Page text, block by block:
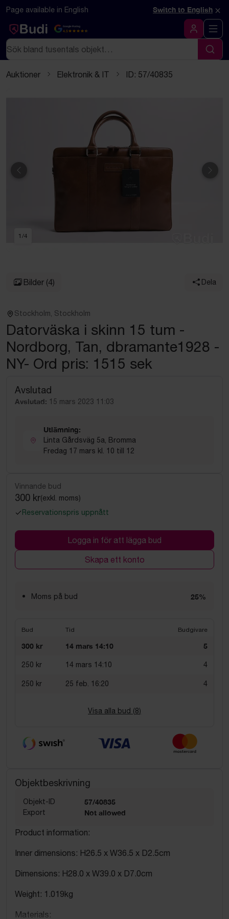
Hoppa till innehåll
Textbaserad (markdown) version av denna sida
Page available in English Switch to English ×
Google Rating
4.5
Logga in
Sök
Sök
Auktioner Elektronik & IT ID: 57/40835
Föregående
1 /4
Bilder (4) Dela
Stockholm, Stockholm
Datorväska i skinn 15 tum -
Nordborg, Tan, dbramante1928 -
NY- Ord pris: 1515 sek
Avslutad
Avslutad: 15 mars 2023 11:03
Utlämning:
Linta Gårdsväg 5a, Bromma
Fredag 17 mars kl. 10 till 12
Vinnande bud
300 kr(exkl. moms)
Reservationspris uppnått
Logga in för att lägga bud
Skapa ett konto
Moms på bud 25%
Bud Tid Budgivare
300 kr 14 mars 14:10 5
250 kr 14 mars 14:10 4
250 kr 25 feb. 16:20 4
Visa alla bud (8)
Objektbeskrivning
Objekt-ID 57/40835
Export Not allowed
Product information:
Inner dimensions: H26.5 x W36.5 x D2.5cm
Dimensions: H28.0 x W39.0 x D7.0cm
Weight: 1.019kg
Materials: